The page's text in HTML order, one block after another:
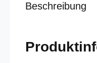
Beschreibung